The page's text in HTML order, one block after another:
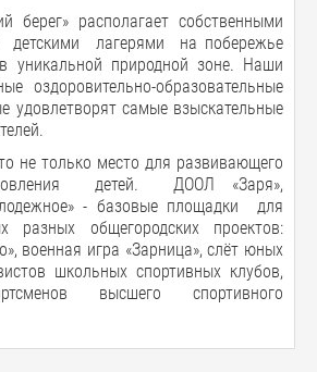
берег» располагает собственными
детскими лагерями на побережье
уникальной природной зоне. Наши
оздоровительно-образовательные
удовлетворят самые взыскательные
не только место для развивающего
детей. ДООЛ «Заря»,
- базовые площадки для
разных общегородских проектов:
военная игра «Зарница», слёт юных
школьных спортивных клубов,
высшего спортивного